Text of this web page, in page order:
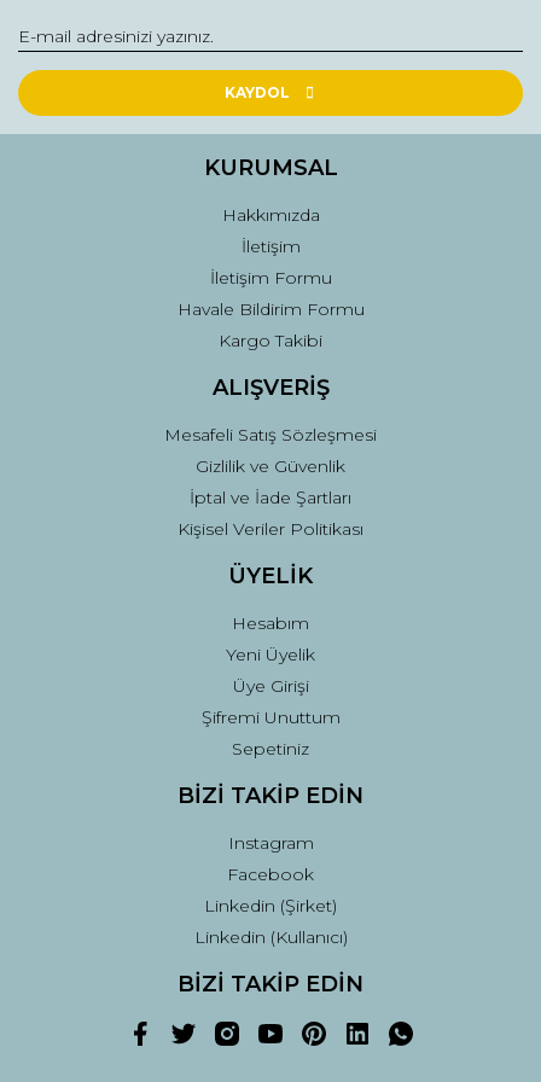
Ürün resmi kalitesiz, bozuk veya görüntülenemiyor.
Ürün açıklamasında eksik bilgiler bulunuyor.
Ürün fiyatı diğer sitelerden daha pahalı.
Gönder
KAYDOL
KURUMSAL
Hakkımızda
İletişim
İletişim Formu
Havale Bildirim Formu
Kargo Takibi
ALIŞVERİŞ
Mesafeli Satış Sözleşmesi
Gizlilik ve Güvenlik
İptal ve İade Şartları
Kişisel Veriler Politikası
ÜYELİK
Hesabım
Yeni Üyelik
Üye Girişi
Şifremi Unuttum
Sepetiniz
BİZİ TAKİP EDİN
Instagram
Facebook
Linkedin (Şirket)
Linkedin (Kullanıcı)
BİZİ TAKİP EDİN